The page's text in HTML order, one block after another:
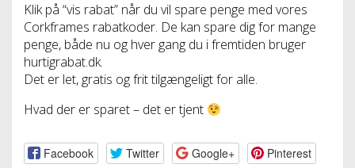
Klik på “vis rabat” når du vil spare penge med vores
Corkframes rabatkoder. De kan spare dig for mange
penge, både nu og hver gang du i fremtiden bruger
hurtigrabat.dk.
Det er let, gratis og frit tilgængeligt for alle.
Hvad der er sparet – det er tjent
Facebook Twitter Google+ Pinterest